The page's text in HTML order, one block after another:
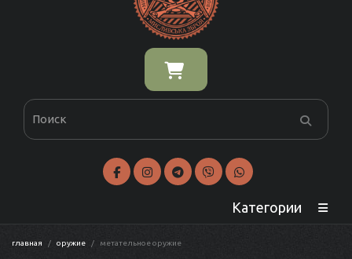
Категории
главная оружие метательное оружие